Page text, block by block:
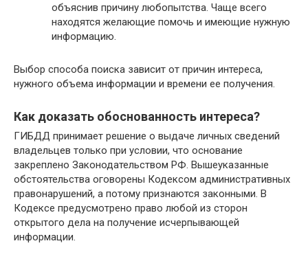
объяснив причину любопытства. Чаще всего
находятся желающие помочь и имеющие нужную
информацию.
Выбор способа поиска зависит от причин интереса,
нужного объема информации и времени ее получения.
Как доказать обоснованность интереса?
ГИБДД принимает решение о выдаче личных сведений
владельцев только при условии, что основание
закреплено Законодательством РФ. Вышеуказанные
обстоятельства оговорены Кодексом административных
правонарушений, а потому признаются законными. В
Кодексе предусмотрено право любой из сторон
открытого дела на получение исчерпывающей
информации.